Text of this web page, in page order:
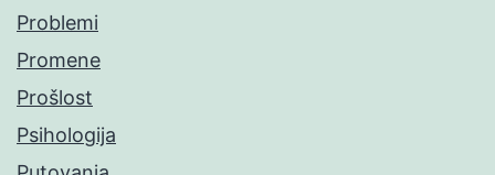
Problemi
Promene
Prošlost
Psihologija